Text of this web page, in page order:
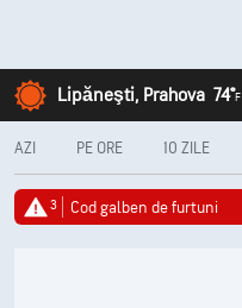
Lipăneşti, Prahova 74°F
AZI PE ORE 10 ZILE
3 Cod galben de furtuni